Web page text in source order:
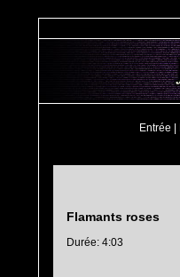
Entrée
Flamants roses
Durée: 4:03